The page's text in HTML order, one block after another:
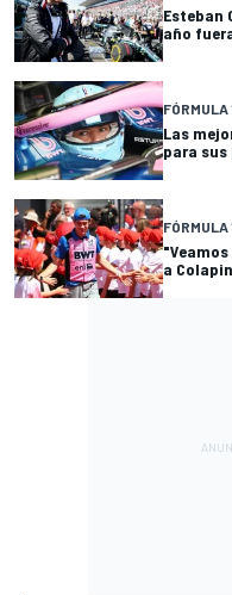
Esteban
año
FÓRMULA
Las
para sus
FÓRMULA
a